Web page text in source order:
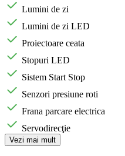
Lumini de zi
Lumini de zi LED
Proiectoare ceata
Stopuri LED
Sistem Start Stop
Senzori presiune roti
Frana parcare electrica
Servodirecţie
Vezi mai mult